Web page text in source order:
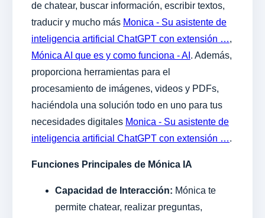
de chatear, buscar información, escribir textos,
traducir y mucho más Monica - Su asistente de
inteligencia artificial ChatGPT con extensión …,
Mónica AI que es y como funciona - AI . Además,
proporciona herramientas para el
procesamiento de imágenes, videos y PDFs,
haciéndola una solución todo en uno para tus
necesidades digitales Monica - Su asistente de
inteligencia artificial ChatGPT con extensión ….
Funciones Principales de Mónica IA
Capacidad de Interacción: Mónica te
permite chatear, realizar preguntas,